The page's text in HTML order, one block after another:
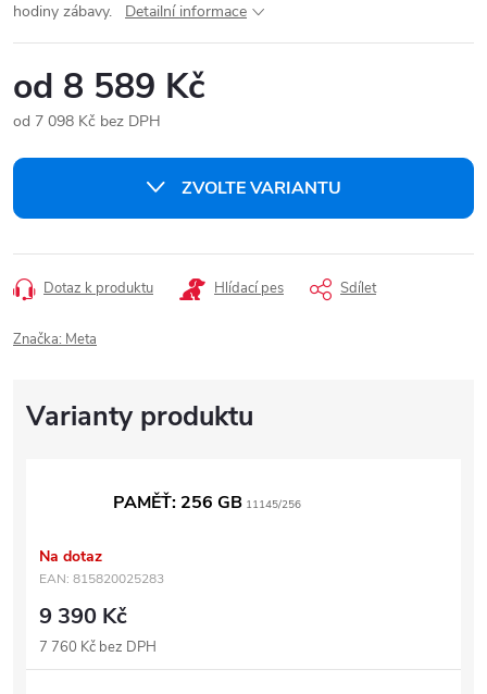
hodiny zábavy.
Detailní informace
od 8 589 Kč
od 7 098 Kč bez DPH
cena:
ZVOLTE VARIANTU
Dotaz k produktu Hlídací pes Sdílet
Značka: Meta
PAMĚŤ: 256 GB 11145/256
Na dotaz
EAN: 815820025283
9 390 Kč
7 760 Kč bez DPH